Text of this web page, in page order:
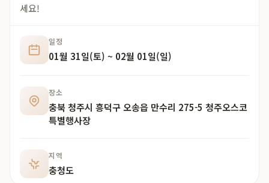
세요!
일정
01월 31일(토) ~ 02월 01일(일)
장소
충북 청주시 흥덕구 오송읍 만수리 275-5 청주오스코
특별행사장
지역
충청도